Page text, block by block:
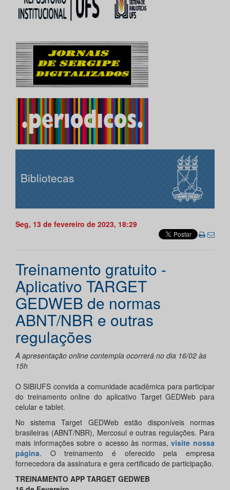
Bibliotecas
Seg, 13 de fevereiro de 2023, 18:29
Treinamento gratuito -
Aplicativo TARGET
GEDWEB de normas
ABNT/NBR e outras
regulações
A apresentação online contempla ocorrerá no dia 16/02 às
15h
O SIBIUFS convida a comunidade acadêmica para participar
do treinamento online do aplicativo Target GEDWeb para
celular e tablet.
No sistema Target GEDWeb estão disponíveis normas
brasileiras (ABNT/NBR), Mercosul e outras regulações. Para
mais informações sobre o acesso às normas,visite nossa
página. O treinamento é oferecido pela empresa
fornecedora da assinatura e gera certificado de participação.
TREINAMENTO APP TARGET GEDWEB